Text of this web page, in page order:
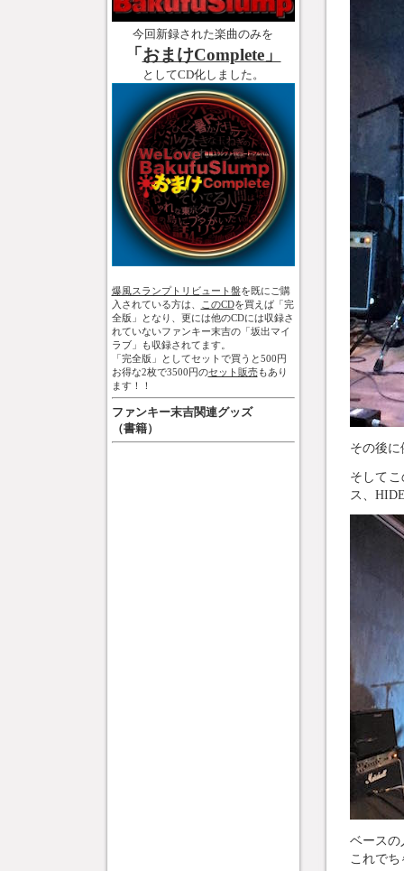
今回新録された楽曲のみを
「おまけComplete」
としてCD化しました。
爆風スランプトリビュート盤を既にご購
入されている方は、
このCDを買えば「完
全版」となり、更には他のCDには収録さ
れていないファンキー末吉の「坂出マイ
ラブ」も収録されてます。
「完全版」としてセットで買うと500円
お得な2枚で3500円のセット販売もあり
ます！！
ファンキー末吉関連グッズ
（書籍）
その後
そして
ス、
ベースの
これで